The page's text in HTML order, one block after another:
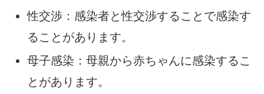
性交渉：感染者と性交渉することで感染す
ることがあります。
母子感染：母親から赤ちゃんに感染するこ
とがあります。